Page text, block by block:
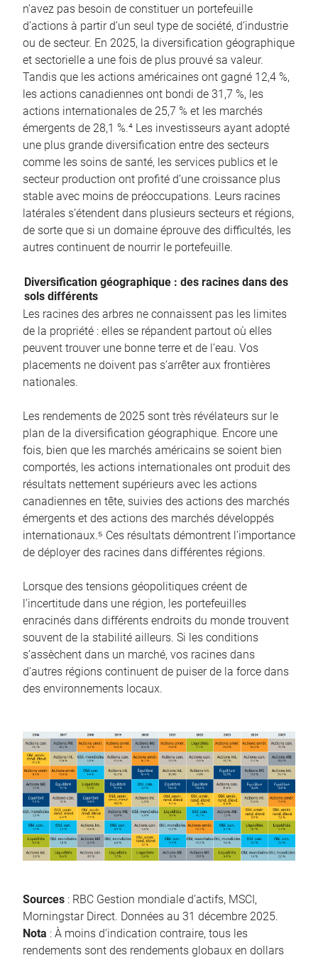
n’avez pas besoin de constituer un portefeuille
d’actions à partir d’un seul type de société, d’industrie
ou de secteur. En 2025, la diversification géographique
et sectorielle a une fois de plus prouvé sa valeur.
Tandis que les actions américaines ont gagné 12,4 %,
les actions canadiennes ont bondi de 31,7 %, les
actions internationales de 25,7 % et les marchés
émergents de 28,1 %.⁴ Les investisseurs ayant adopté
une plus grande diversification entre des secteurs
comme les soins de santé, les services publics et le
secteur production ont profité d’une croissance plus
stable avec moins de préoccupations. Leurs racines
latérales s’étendent dans plusieurs secteurs et régions,
de sorte que si un domaine éprouve des difficultés, les
autres continuent de nourrir le portefeuille.
Diversification géographique : des racines dans des
sols différents
Les racines des arbres ne connaissent pas les limites
de la propriété : elles se répandent partout où elles
peuvent trouver une bonne terre et de l’eau. Vos
placements ne doivent pas s’arrêter aux frontières
nationales.
Les rendements de 2025 sont très révélateurs sur le
plan de la diversification géographique. Encore une
fois, bien que les marchés américains se soient bien
comportés, les actions internationales ont produit des
résultats nettement supérieurs avec les actions
canadiennes en tête, suivies des actions des marchés
émergents et des actions des marchés développés
internationaux.⁵ Ces résultats démontrent l’importance
de déployer des racines dans différentes régions.
Lorsque des tensions géopolitiques créent de
l’incertitude dans une région, les portefeuilles
enracinés dans différents endroits du monde trouvent
souvent de la stabilité ailleurs. Si les conditions
s’assèchent dans un marché, vos racines dans
d’autres régions continuent de puiser de la force dans
des environnements locaux.
Sources : RBC Gestion mondiale d’actifs, MSCI,
Morningstar Direct. Données au 31 décembre 2025.
Nota : À moins d’indication contraire, tous les
rendements sont des rendements globaux en dollars